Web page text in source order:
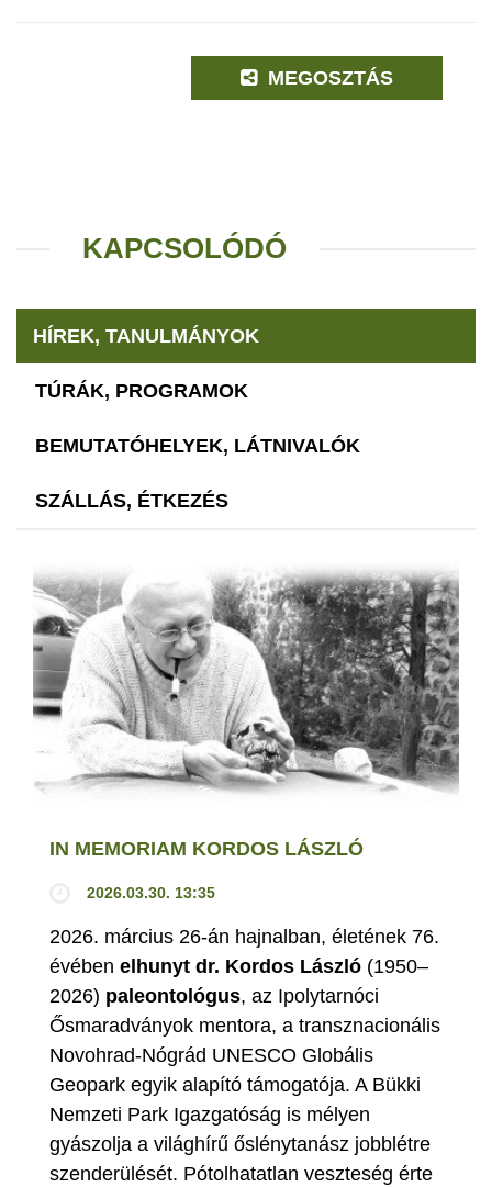
MEGOSZTÁS
KAPCSOLÓDÓ
HÍREK, TANULMÁNYOK
TÚRÁK, PROGRAMOK
BEMUTATÓHELYEK, LÁTNIVALÓK
SZÁLLÁS, ÉTKEZÉS
IN MEMORIAM KORDOS LÁSZLÓ
2026.03.30. 13:35
2026. március 26-án hajnalban, életének 76.
évében elhunyt dr. Kordos László (1950–
2026) paleontológus, az Ipolytarnóci
Ősmaradványok mentora, a transznacionális
Novohrad-Nógrád UNESCO Globális
Geopark egyik alapító támogatója. A Bükki
Nemzeti Park Igazgatóság is mélyen
gyászolja a világhírű őslénytanász jobblétre
szenderülését. Pótolhatatlan veszteség érte